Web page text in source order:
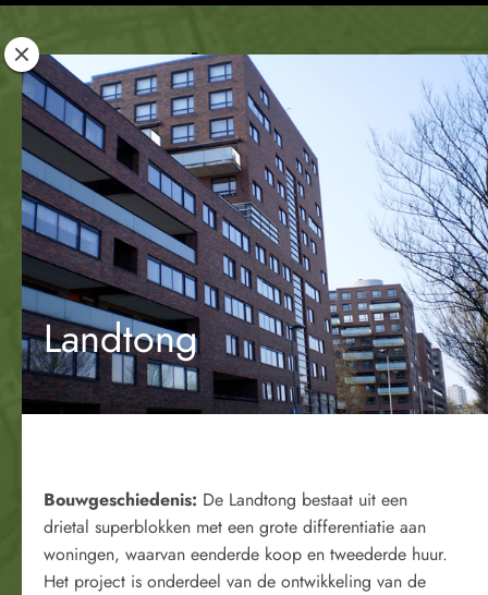
Rotterdam
Woont
Landtong
Bouwgeschiedenis: De Landtong bestaat uit een
drietal superblokken met een grote differentiatie aan
woningen, waarvan eenderde koop en tweederde huur.
Het project is onderdeel van de ontwikkeling van de